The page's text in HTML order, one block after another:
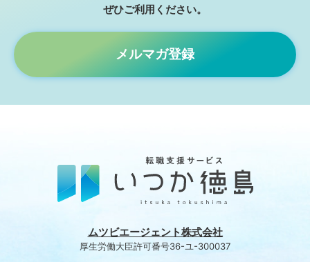
ぜひご利⽤ください。
メルマガ登録
ムツビエージェント株式会社
厚生労働大臣許可番号36-ユ-300037